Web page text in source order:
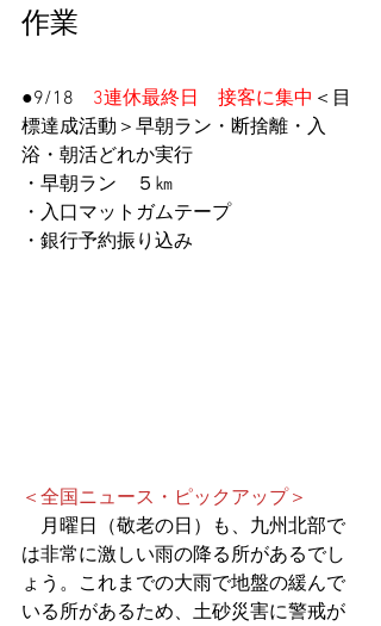
作業
●9/18 3連休最終日　接客に集中 ＜目
標達成活動＞早朝ラン・断捨離・入
浴・朝活どれか実行
・早朝ラン　５㎞
・入口マットガムテープ
・銀行予約振り込み
＜全国ニュース・ピックアップ＞
月曜日（敬老の日）も、九州北部で
は非常に激しい雨の降る所があるでし
ょう。これまでの大雨で地盤の緩んで
いる所があるため、土砂災害に警戒が